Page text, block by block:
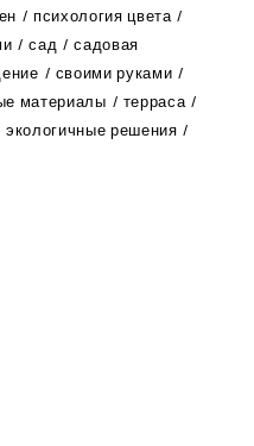
психология цвета
сад
садовая
своими руками
материалы
терраса
экологичные решения